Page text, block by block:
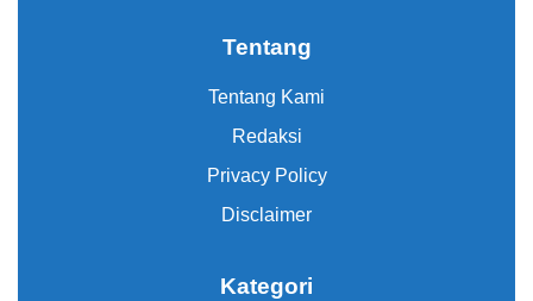
Tentang
Tentang Kami
Redaksi
Privacy Policy
Disclaimer
Kategori